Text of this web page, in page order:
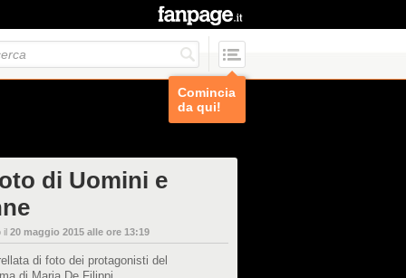
Comincia
da qui!
di Uomini e
il 20 maggio 2015 alle ore 13:19
di foto dei protagonisti del